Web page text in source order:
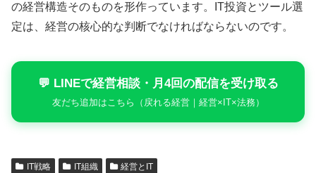
の経営構造そのものを形作っています。IT投資とツール選
定は、経営の核心的な判断でなければならないのです。
💬 LINEで経営相談・月4回の配信を受け取る
友だち追加はこちら（戻れる経営｜経営×IT×法務）
IT戦略 IT組織 経営とIT